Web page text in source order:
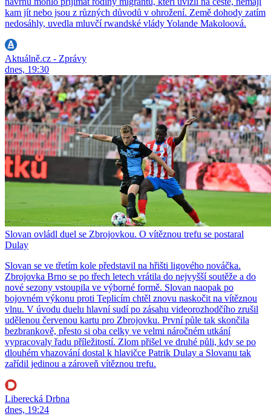
kam jít nebo jsou z různých důvodů v ohrožení. Země dohody zatím
nedosáhly, uvedla mluvčí rwandské vlády Yolande Makoloová.
Aktuálně.cz - Zprávy
dnes, 19:30
Slovan ovládl duel se Zbrojovkou. O vítěznou trefu se postaral
Dulay
Slovan se ve třetím kole představil na hřišti ligového nováčka.
Zbrojovka Brno se po třech letech vrátila do nejvyšší soutěže a do
nové sezony vstoupila ve výborné formě. Slovan naopak po
bojovném výkonu proti Teplicím chtěl znovu naskočit na vítěznou
vlnu. V úvodu duelu hlavní sudí po zásahu videorozhodčího zrušil
udělenou červenou kartu pro Zbrojovku. První půle tak skončila
bezbrankově, přesto si oba celky ve velmi náročném utkání
vypracovaly řadu příležitostí. Zlom přišel ve druhé půli, kdy se po
dlouhém vhazování dostal k hlavičce Patrik Dulay a Slovanu tak
zařídil jedinou a zároveň vítěznou trefu.
Liberecká Drbna
dnes, 19:24